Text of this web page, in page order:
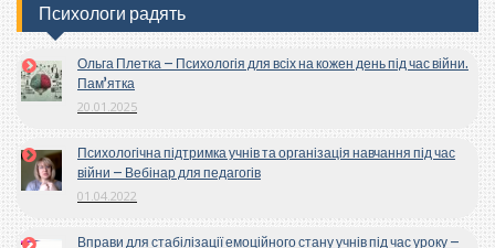
Психологи радять
Ольга Плетка – Психологія для всіх на кожен день під час війни.
Пам’ятка
20.01.2025
Психологічна підтримка учнів та організація навчання під час
війни – Вебінар для педагогів
01.04.2022
Вправи для стабілізації емоційного стану учнів під час уроку –